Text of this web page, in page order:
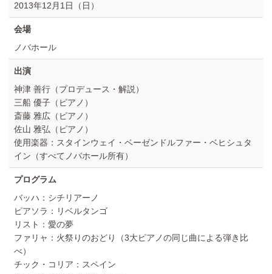
2013年12月1日（日）
会場
ノバホール
出演
神津 善行（プロデュース・解説）
三船 優子（ピアノ）
斎藤 雅広（ピアノ）
佐山 雅弘（ピアノ）
使用楽器：スタインウェイ・ベーゼンドルファー・ベヒシュタ
イン（すべてノバホール所有）
プログラム
バッハ：シチリアーノ
ピアソラ：リベルタンゴ
リスト：愛の夢
ファリャ：火祭りのおどり（3大ピアノの同じ曲による弾き比
べ）
チック・コリア：スペイン